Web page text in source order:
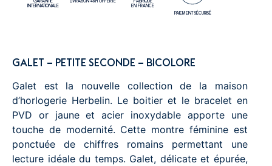
GARANTIE
INTERNATIONALE
LIVRAISON 48H OFFERTE
FABRIQUÉ
EN FRANCE
PAIEMENT SÉCURISÉ
GALET – PETITE SECONDE – BICOLORE
Galet est la nouvelle collection de la maison
d’horlogerie Herbelin. Le boitier et le bracelet en
PVD or jaune et acier inoxydable apporte une
touche de modernité. Cette montre féminine est
ponctuée de chiffres romains permettant une
lecture idéale du temps. Galet, délicate et épurée,